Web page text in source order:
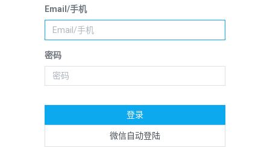
Email/手机
密码
登录
微信自动登陆